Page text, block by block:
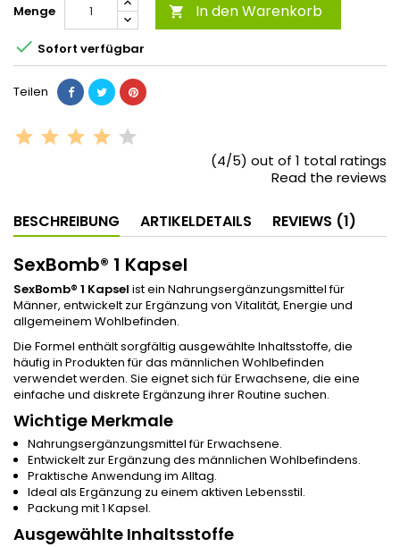
Menge  In den Warenkorb
 Sofort verfügbar
Teilen
(4/5) out of 1 total ratings
Read the reviews
BESCHREIBUNG ARTIKELDETAILS REVIEWS (1)
SexBomb® 1 Kapsel
SexBomb® 1 Kapsel ist ein Nahrungsergänzungsmittel für
Männer, entwickelt zur Ergänzung von Vitalität, Energie und
allgemeinem Wohlbefinden.
Die Formel enthält sorgfältig ausgewählte Inhaltsstoffe, die
häufig in Produkten für das männlichen Wohlbefinden
verwendet werden. Sie eignet sich für Erwachsene, die eine
einfache und diskrete Ergänzung ihrer Routine suchen.
Wichtige Merkmale
Nahrungsergänzungsmittel für Erwachsene.
Entwickelt zur Ergänzung des männlichen Wohlbefindens.
Praktische Anwendung im Alltag.
Ideal als Ergänzung zu einem aktiven Lebensstil.
Packung mit 1 Kapsel.
Ausgewählte Inhaltsstoffe